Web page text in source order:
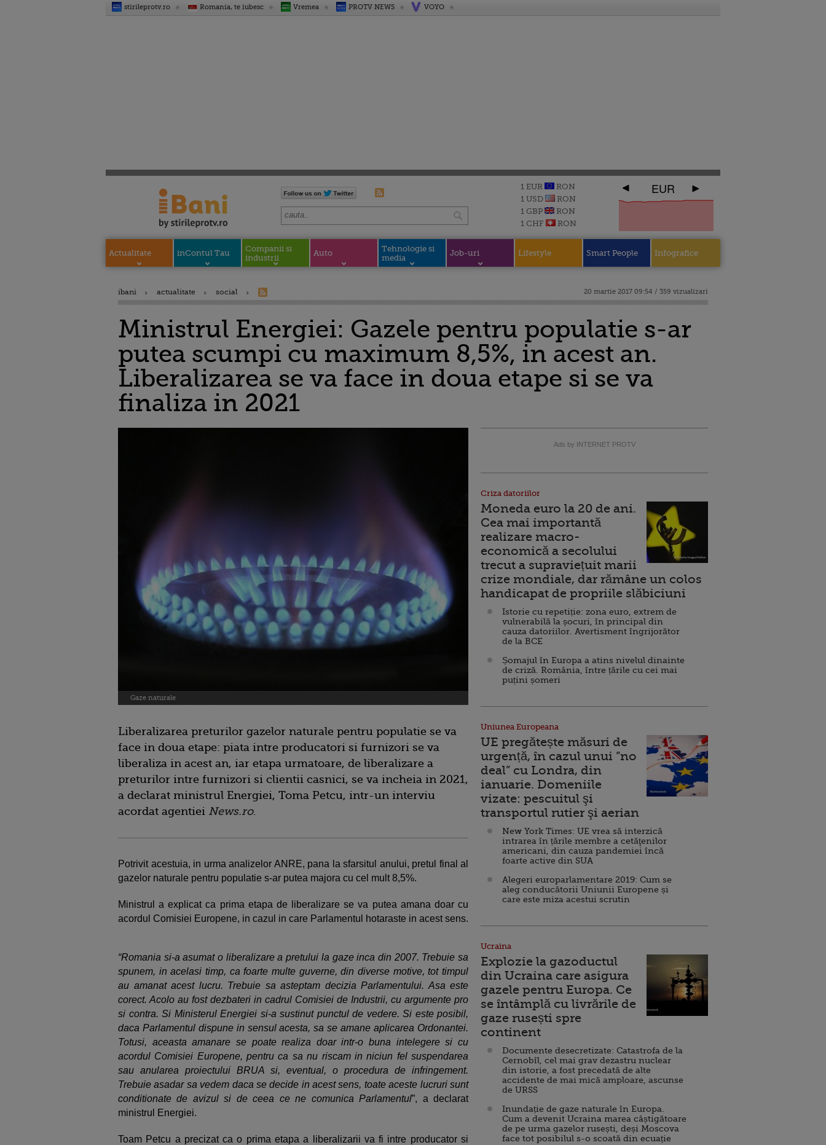
stirileprotv.ro Romania, te iubesc Vremea PROTV NEWS VOYO
1 EUR
RON
1 USD
RON
1 GBP
RON
1 CHF
RON
EUR
Actualitate inContul Tau
Companii si
industrii
Auto
Tehnologie si
media
Job-uri Lifestyle Smart People Infografice
ibani actualitate social 20 martie 2017 09:54 / 359 vizualizari
Ministrul Energiei: Gazele pentru populatie s-ar
putea scumpi cu maximum 8,5%, in acest an.
Liberalizarea se va face in doua etape si se va
finaliza in 2021
Gaze naturale
Liberalizarea preturilor gazelor naturale pentru populatie se va
face in doua etape: piata intre producatori si furnizori se va
liberaliza in acest an, iar etapa urmatoare, de liberalizare a
preturilor intre furnizori si clientii casnici, se va incheia in 2021,
a declarat ministrul Energiei, Toma Petcu, intr-un interviu
acordat agentiei News.ro.
Potrivit acestuia, in urma analizelor ANRE, pana la sfarsitul anului, pretul final al
gazelor naturale pentru populatie s-ar putea majora cu cel mult 8,5%.
Ministrul a explicat ca prima etapa de liberalizare se va putea amana doar cu
acordul Comisiei Europene, in cazul in care Parlamentul hotaraste in acest sens.
“Romania si-a asumat o liberalizare a pretului la gaze inca din 2007. Trebuie sa
spunem, in acelasi timp, ca foarte multe guverne, din diverse motive, tot timpul
au amanat acest lucru. Trebuie sa asteptam decizia Parlamentului. Asa este
corect. Acolo au fost dezbateri in cadrul Comisiei de Industrii, cu argumente pro
si contra. Si Ministerul Energiei si-a sustinut punctul de vedere. Si este posibil,
daca Parlamentul dispune in sensul acesta, sa se amane aplicarea Ordonantei.
Totusi, aceasta amanare se poate realiza doar intr-o buna intelegere si cu
acordul Comisiei Europene, pentru ca sa nu riscam in niciun fel suspendarea
sau anularea proiectului BRUA si, eventual, o procedura de infringement.
Trebuie asadar sa vedem daca se decide in acest sens, toate aceste lucruri sunt
conditionate de avizul si de ceea ce ne comunica Parlamentul”, a declarat
ministrul Energiei.
Toam Petcu a precizat ca o prima etapa a liberalizarii va fi intre producator si
Ads by INTERNET PROTV
Criza datoriilor
Moneda euro la 20 de ani.
Cea mai importantă
realizare macro-
economică a secolului
trecut a supraviețuit marii
crize mondiale, dar rămâne un colos
handicapat de propriile slăbiciuni
Istorie cu repetiție: zona euro, extrem de
vulnerabilă la șocuri, în principal din
cauza datoriilor. Avertisment îngrijorător
de la BCE
Șomajul în Europa a atins nivelul dinainte
de criză. România, între țările cu cei mai
puțini șomeri
Uniunea Europeana
UE pregătește măsuri de
urgență, în cazul unui ”no
deal” cu Londra, din
ianuarie. Domeniile
vizate: pescuitul şi
transportul rutier şi aerian
New York Times: UE vrea să interzică
intrarea în țările membre a cetăţenilor
americani, din cauza pandemiei încă
foarte active din SUA
Alegeri europarlamentare 2019: Cum se
aleg conducătorii Uniunii Europene și
care este miza acestui scrutin
Ucraina
Explozie la gazoductul
din Ucraina care asigura
gazele pentru Europa. Ce
se întâmplă cu livrările de
gaze rusești spre
continent
Documente desecretizate: Catastrofa de la
Cernobîl, cel mai grav dezastru nuclear
din istorie, a fost precedată de alte
accidente de mai mică amploare, ascunse
de URSS
Inundație de gaze naturale în Europa.
Cum a devenit Ucraina marea câștigătoare
de pe urma gazelor rusești, deși Moscova
face tot posibilul s-o scoată din ecuație